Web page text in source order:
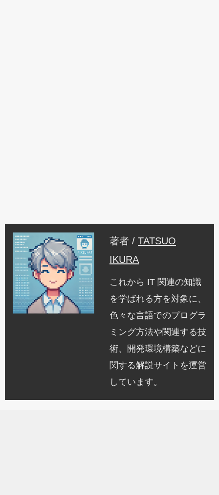
著者 / TATSUO
IKURA
これから IT 関連の知識
を学ばれる方を対象に、
色々な言語でのプログラ
ミング方法や関連する技
術、開発環境構築などに
関する解説サイトを運営
しています。